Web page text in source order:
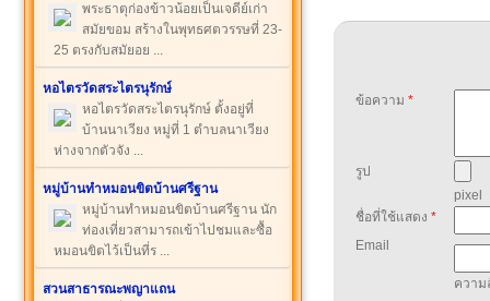
พระธาตุก่องข้าวน้อยเป็นเจดีย์เก่า
สมัยขอม สร้างในพุทธศตวรรษที่ 23-
25 ตรงกับสมัยอย ...
หอไตรวัดสระไตรนุรักษ์
หอไตรวัดสระไตรนุรักษ์ ตั้งอยู่ที่
บ้านนาเวียง หมู่ที่ 1 ตำบลนาเวียง
ห่างจากตัวจัง ...
หมู่บ้านทำหมอนขิตบ้านศรีฐาน
หมู่บ้านทำหมอนขิตบ้านศรีฐาน นัก
ท่องเที่ยวสามารถเข้าไปชมและซื้อ
หมอนขิตไว้เป็นที่ร ...
สวนสาธารณะพญาแถน
ข้อความ *
รูป
pixel
ชื่อที่ใช้แสดง *
Email
ความ